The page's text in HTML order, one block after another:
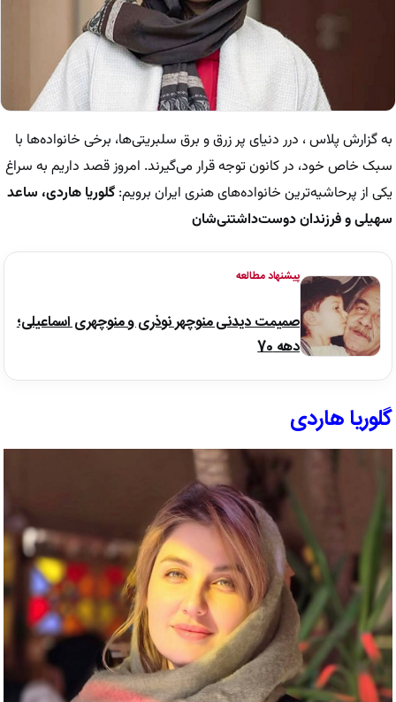
به گزارش پلاس ، درر دنیای پر زرق و برق سلبریتی‌ها، برخی خانواده‌ها با
سبک خاص خود، در کانون توجه قرار می‌گیرند. امروز قصد داریم به سراغ
یکی از پرحاشیه‌ترین خانواده‌های هنری ایران برویم: گلوریا هاردی، ساعد
سهیلی و فرزندان دوست‌داشتنی‌شان
پیشنهاد مطالعه
صمیمت دیدنی منوچهر نوذری و منوچهری اسماعیلی؛
دهه 70
گلوریا هاردی